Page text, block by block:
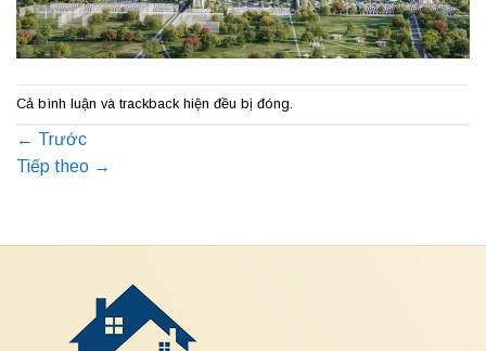
Cả bình luận và trackback hiện đều bị đóng.
← Trước
Tiếp theo →